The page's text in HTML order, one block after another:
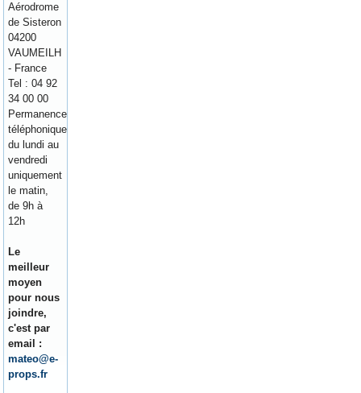
Aérodrome
de Sisteron
04200
VAUMEILH
- France
Tel : 04 92
34 00 00
Permanence
téléphonique
du lundi au
vendredi
uniquement
le matin,
de 9h à
12h
Le
meilleur
moyen
pour nous
joindre,
c'est par
email :
mateo@e-
props.fr